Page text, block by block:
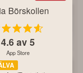
Börskollen
4.6 av 5
App Store